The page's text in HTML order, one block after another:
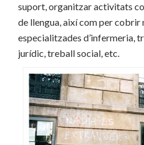
suport, organitzar activitats
de llengua, així com per cobrir
especialitzades d’infermeria,
jurídic, treball social, etc.